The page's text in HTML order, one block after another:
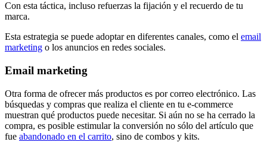
Con esta táctica, incluso refuerzas la fijación y el recuerdo de tu
marca.
Esta estrategia se puede adoptar en diferentes canales, como el email
marketing o los anuncios en redes sociales.
Email marketing
Otra forma de ofrecer más productos es por correo electrónico. Las
búsquedas y compras que realiza el cliente en tu e-commerce
muestran qué productos puede necesitar. Si aún no se ha cerrado la
compra, es posible estimular la conversión no sólo del artículo que
fue abandonado en el carrito, sino de combos y kits.